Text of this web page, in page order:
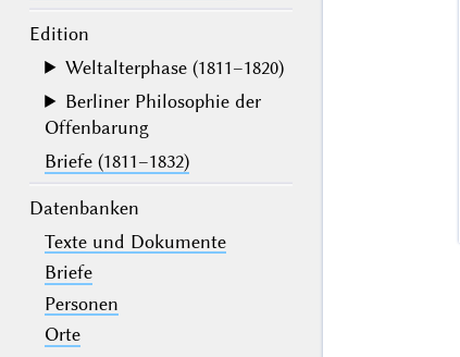
Edition
Weltalterphase (1811–1820)
Berliner Philosophie der
Offenbarung
Briefe (1811–1832)
Datenbanken
Texte und Dokumente
Briefe
Personen
Orte